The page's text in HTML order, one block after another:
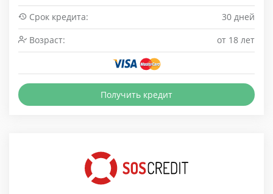
Срок кредита:
30 дней
Возраст:
от 18 лет
Получить кредит